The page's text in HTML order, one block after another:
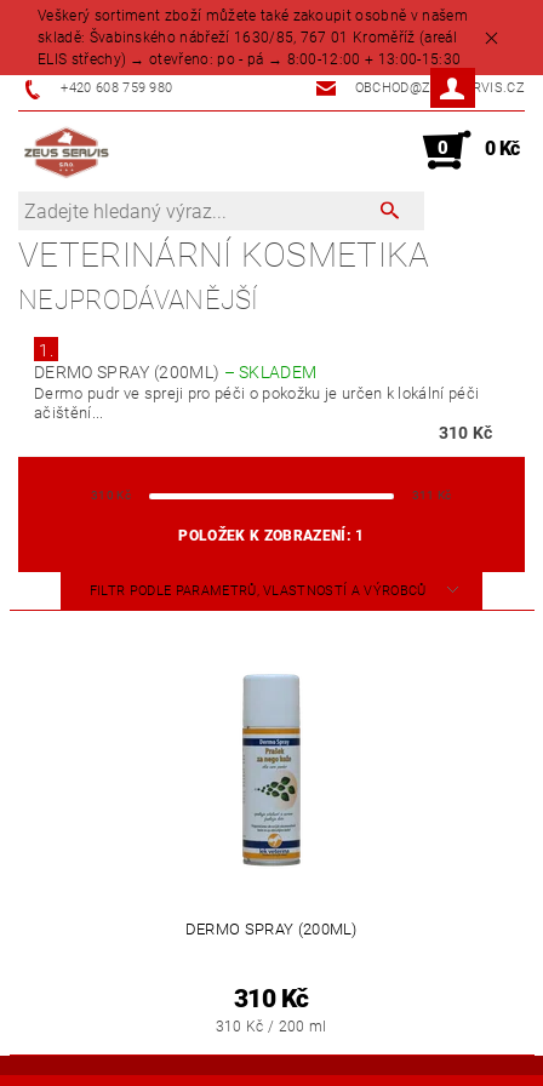
Veškerý sortiment zboží můžete také zakoupit osobně v našem
skladě: Švabinského nábřeží 1630/85, 767 01 Kroměříž (areál
ELIS střechy) → otevřeno: po - pá → 8:00-12:00 + 13:00-15:30
+420 608 759 980 OBCHOD@ZEUSSERVIS.CZ
0 0 Kč
VETERINÁRNÍ KOSMETIKA
NEJPRODÁVANĚJŠÍ
1.
DERMO SPRAY (200ML) –SKLADEM
Dermo pudr ve spreji pro péči o pokožku je určen k lokální péči
ačištění...
310 Kč
310 Kč 311 Kč
POLOŽEK K ZOBRAZENÍ: 1
FILTR PODLE PARAMETRŮ, VLASTNOSTÍ A VÝROBCŮ
DERMO SPRAY (200ML)
310 Kč
310 Kč / 200 ml